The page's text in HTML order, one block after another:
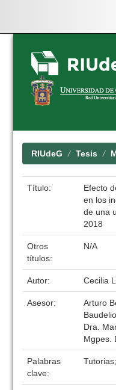
Skip
navigation
RIUdeG Tesis
Título:
Efecto
en los
de una
2018
Otros
títulos:
N/A
Autor: Cecilia
Asesor:
Arturo
Dra.
Mgpes.
Palabras
clave: